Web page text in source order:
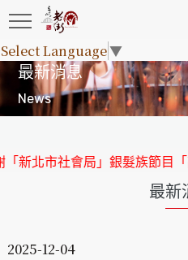
Select Language▼
最新消息
News
北市社會局」銀髮族節目「高
最新
2025-12-04